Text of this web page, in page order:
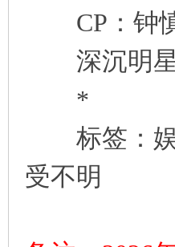
CP：钟
深沉明星
*
标签：娱
受不明